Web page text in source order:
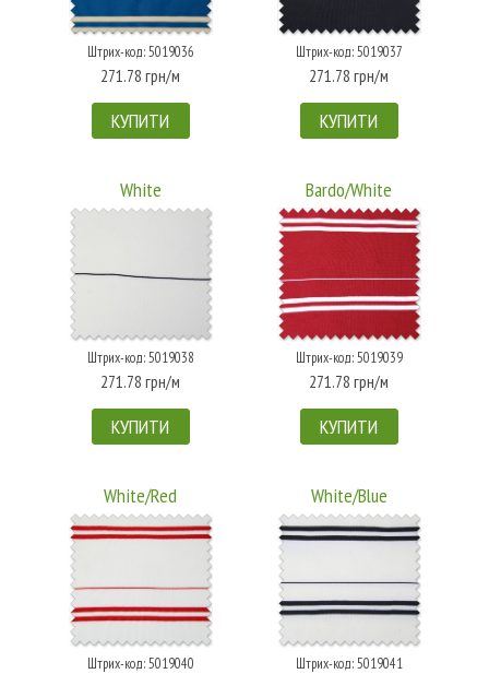
Штрих-код: 5019036
271.78 грн/м
КУПИТИ
Штрих-код: 5019037
271.78 грн/м
КУПИТИ
White
Штрих-код: 5019038
271.78 грн/м
КУПИТИ
Bardo/White
Штрих-код: 5019039
271.78 грн/м
КУПИТИ
White/Red
Штрих-код: 5019040
White/Blue
Штрих-код: 5019041